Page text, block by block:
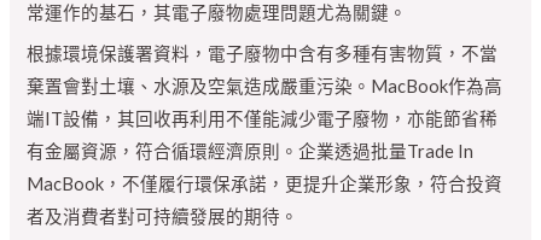
常運作的基石，其電子廢物處理問題尤為關鍵。
根據環境保護署資料，電子廢物中含有多種有害物質，不當
棄置會對土壤、水源及空氣造成嚴重污染。MacBook作為高
端IT設備，其回收再利用不僅能減少電子廢物，亦能節省稀
有金屬資源，符合循環經濟原則。企業透過批量Trade In
MacBook，不僅履行環保承諾，更提升企業形象，符合投資
者及消費者對可持續發展的期待。